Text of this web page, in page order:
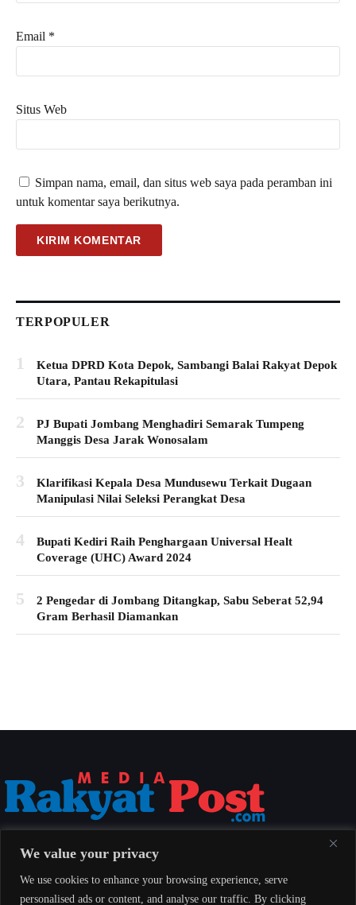
We value your privacy
We use cookies to enhance your browsing experience, serve
personalised ads or content, and analyse our traffic. By clicking
Email *
Situs Web
Simpan nama, email, dan situs web saya pada peramban ini
untuk komentar saya berikutnya.
TERPOPULER
1
Ketua DPRD Kota Depok, Sambangi Balai Rakyat Depok
Utara, Pantau Rekapitulasi
2
PJ Bupati Jombang Menghadiri Semarak Tumpeng
Manggis Desa Jarak Wonosalam
3
Klarifikasi Kepala Desa Mundusewu Terkait Dugaan
Manipulasi Nilai Seleksi Perangkat Desa
4
Bupati Kediri Raih Penghargaan Universal Healt
Coverage (UHC) Award 2024
5
2 Pengedar di Jombang Ditangkap, Sabu Seberat 52,94
Gram Berhasil Diamankan
berimbang untuk seluruh masyarakat Indonesia.